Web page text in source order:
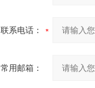
联系电话：
常用邮箱：